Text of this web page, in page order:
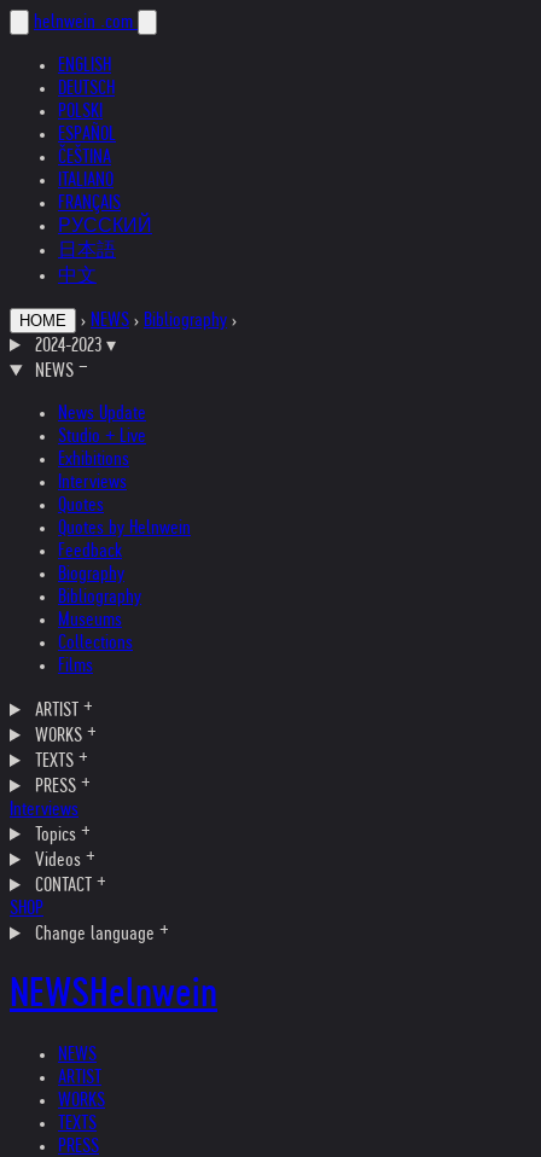
helnwein .com
ENGLISH
DEUTSCH
POLSKI
ESPAÑOL
ČEŠTINA
ITALIANO
FRANÇAIS
РУССКИЙ
日本語
中文
HOME › NEWS › Bibliography ›
2024-2023 ▾
NEWS
News Update
Studio + Live
Exhibitions
Interviews
Quotes
Quotes by Helnwein
Feedback
Biography
Bibliography
Museums
Collections
Films
ARTIST
WORKS
TEXTS
PRESS
Interviews
Topics
Videos
CONTACT
SHOP
Change language
NEWSHelnwein
NEWS
ARTIST
WORKS
TEXTS
PRESS